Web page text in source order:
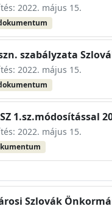
2022. május 15.
szabályzata
2022. május 15.
1.sz.módosítással
2022. május 15.
Szlovák